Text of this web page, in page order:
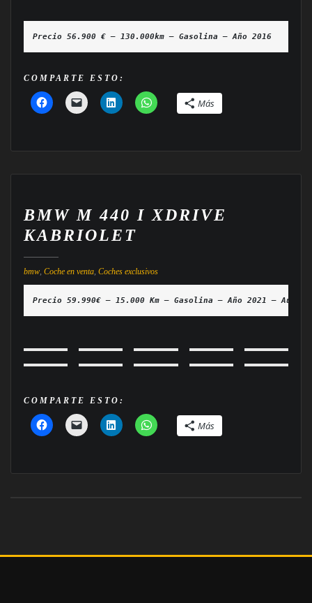
Precio 56.900 € — 130.000km — Gasolina — Año 2016
COMPARTE ESTO:
Más
BMW M 440 I XDRIVE
KABRIOLET
bmw, Coche en venta, Coches exclusivos
Precio 59.990€ — 15.000 Km — Gasolina — Año 2021 —
COMPARTE ESTO:
Más